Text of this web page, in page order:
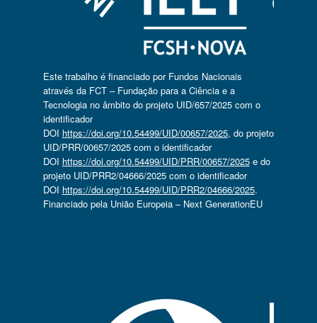
Este trabalho é financiado por Fundos Nacionais
através da FCT – Fundação para a Ciência e a
Tecnologia no âmbito do projeto UID/657/2025 com o
identificador
DOI https://doi.org/10.54499/UID/00657/2025, do projeto
UID/PRR/00657/2025 com o identificador
DOI https://doi.org/10.54499/UID/PRR/00657/2025e do
projeto UID/PRR2/04666/2025 com o identificador
DOI https://doi.org/10.54499/UID/PRR2/04666/2025.
Financiado pela União Europeia – Next GenerationEU